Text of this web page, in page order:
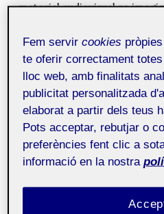
material audiovisual se
del sentido que ha decidido
Segunda entrega de este
Tecnologías
març de 2014
El consumo
a través de la
espectacular
al 2005. En este artículo el
situación de la distribución
Fem servircookies
te oferir correctament
lloc web, amb finalitats
publicitat personalitzada
elaborat a partir dels teus
Pots acceptar, rebutjar o
preferències fent clic a
informació en la nostra